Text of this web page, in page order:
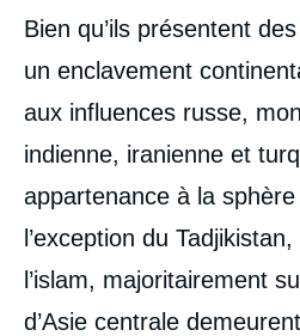
Bien qu’ils présentent des
un enclavement
aux influences russe,
indienne, iranienne et
appartenance à la
l’exception du
l’islam, majoritairement
d’Asie centrale